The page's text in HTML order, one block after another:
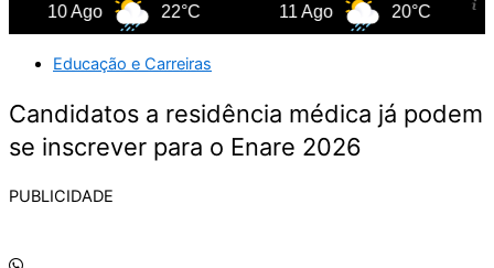
10 Ago 22°C 11 Ago 20°C
Educação e Carreiras
Candidatos a residência médica já podem
se inscrever para o Enare 2026
PUBLICIDADE